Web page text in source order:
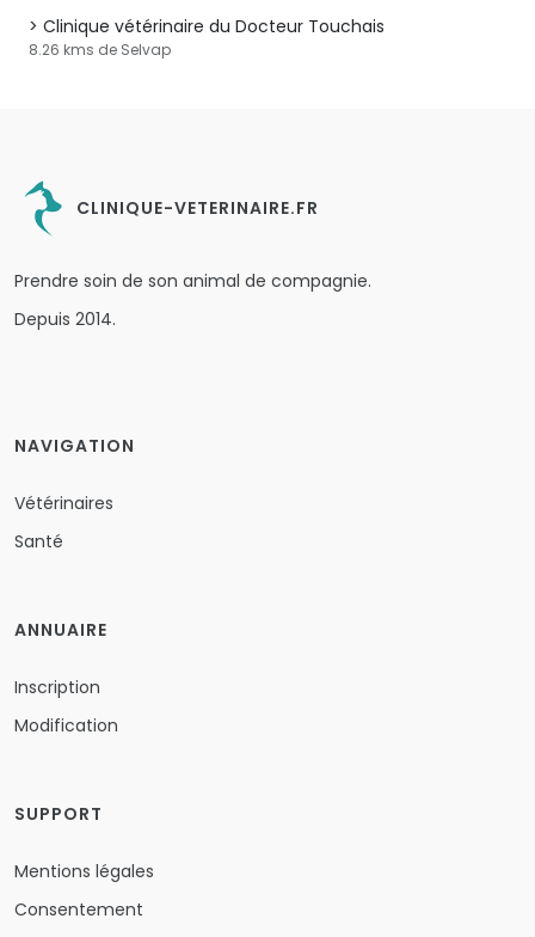
Clinique vétérinaire du Docteur Touchais
8.26 kms de Selvap
CLINIQUE-VETERINAIRE.FR
Prendre soin de son animal de compagnie.
Depuis 2014.
NAVIGATION
Vétérinaires
Santé
ANNUAIRE
Inscription
Modification
SUPPORT
Mentions légales
Consentement